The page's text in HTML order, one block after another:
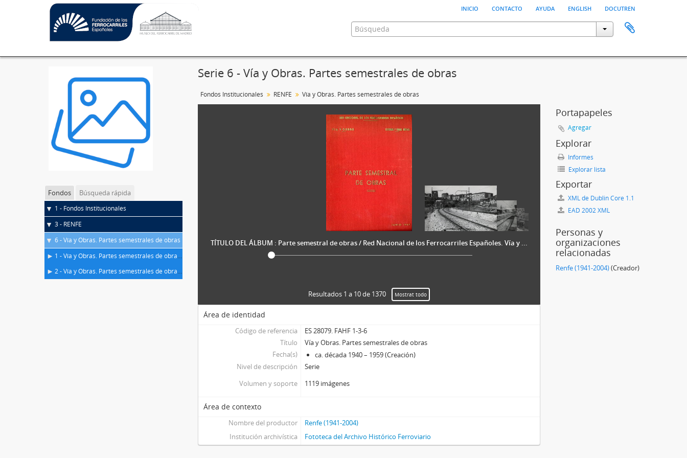
inicio contacto ayuda english docutren
Fondos Búsqueda rápida
1 - Fondos Institucionales
3 - RENFE
6 - Vía y Obras. Partes semestrales de obras
1 - Vía y Obras. Partes semestrales de obras. Fotografías
2 - Vía y Obras. Partes semestrales de obras Álbumes fotográficos
Serie 6 - Vía y Obras. Partes semestrales de obras
Fondos Institucionales RENFE Vía y Obras. Partes semestrales de obras
TÍTULO DEL ÁLBUM : Parte semestral de obras / Red Nacional de los Ferrocarriles Españoles. Vía y ...
Resultados 1 a 10 de 1370 Mostrat todo
Área de identidad
Código de referencia
ES 28079. FAHF 1-3-6
Título
Vía y Obras. Partes semestrales de obras
Fecha(s)
ca. década 1940 – 1959 (Creación)
Nivel de descripción
Serie
Volumen y soporte
1119 imágenes
Área de contexto
Nombre del productor
Renfe (1941-2004)
Institución archivística
Fototeca del Archivo Histórico Ferroviario
Portapapeles
Agregar
Explorar
Informes
Explorar lista
Exportar
XML de Dublin Core 1.1
EAD 2002 XML
Personas y
organizaciones
relacionadas
Renfe (1941-2004)(Creador)